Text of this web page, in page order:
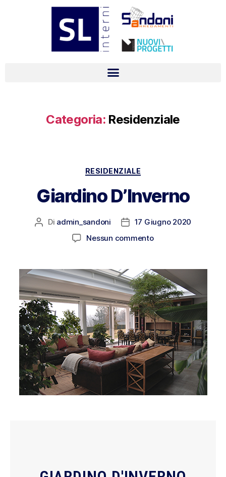
Categoria: Residenziale
RESIDENZIALE
Giardino D’Inverno
Di admin_sandoni
17 Giugno 2020
Nessun commento